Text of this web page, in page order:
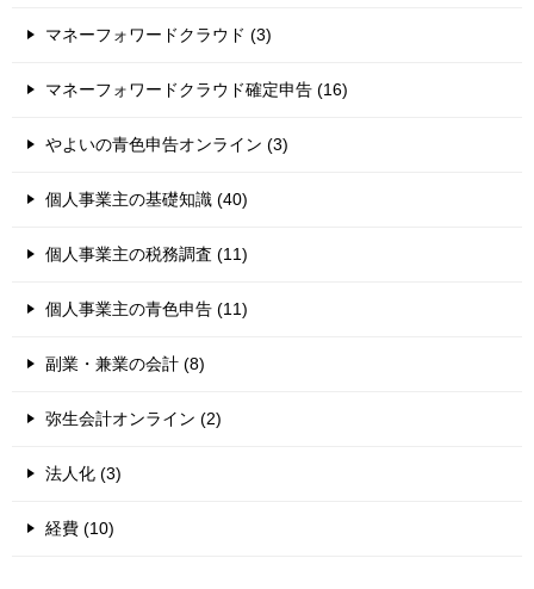
マネーフォワードクラウド (3)
マネーフォワードクラウド確定申告 (16)
やよいの青色申告オンライン (3)
個人事業主の基礎知識 (40)
個人事業主の税務調査 (11)
個人事業主の青色申告 (11)
副業・兼業の会計 (8)
弥生会計オンライン (2)
法人化 (3)
経費 (10)